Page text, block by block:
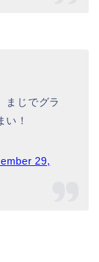
まじでグラ
い！
29,